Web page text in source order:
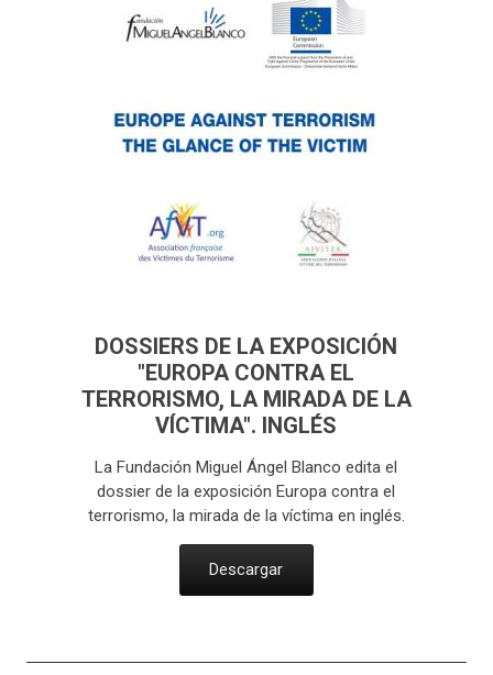
DOSSIERS DE LA EXPOSICIÓN
"EUROPA CONTRA EL
TERRORISMO, LA MIRADA DE LA
VÍCTIMA". INGLÉS
La Fundación Miguel Ángel Blanco edita el
dossier de la exposición Europa contra el
terrorismo, la mirada de la víctima en inglés.
Descargar